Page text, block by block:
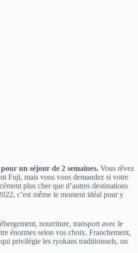
un séjour de 2 semaines. Vous rêvez
Fuji, mais vous vous demandez si votre
plus cher que d’autres destinations
c’est même le moment idéal pour y
nourriture, transport avec le
énormes selon vos choix. Franchement,
privilégie les ryokans traditionnels, on